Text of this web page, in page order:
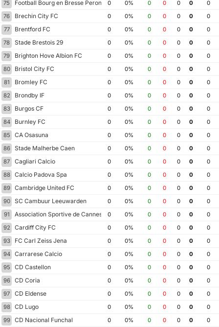
75
Football Bourg en Bresse Peronnas 01
0 0% 0 0 0 0
0
76
Brechin City FC 0 0% 0 0 0 0
0
77
Brentford FC 0 0% 0 0 0 0
0
78
Stade Brestois 29 0 0% 0 0 0 0
0
79
Brighton Hove Albion FC 0 0% 0 0 0 0
0
80
Bristol City FC 0 0% 0 0 0 0
0
81
Bromley FC 0 0% 0 0 0 0
0
82
Brondby IF 0 0% 0 0 0 0
0
83
Burgos CF 0 0% 0 0 0 0
0
84
Burnley FC 0 0% 0 0 0 0
0
85
CA Osasuna 0 0% 0 0 0 0
0
86
Stade Malherbe Caen 0 0% 0 0 0 0
0
87
Cagliari Calcio 0 0% 0 0 0 0
0
88
Calcio Padova Spa 0 0% 0 0 0 0
0
89
Cambridge United FC 0 0% 0 0 0 0
0
90
SC Cambuur Leeuwarden 0 0% 0 0 0 0
0
91
Association Sportive de Cannes 0 0% 0 0 0 0
0
92
Cardiff City FC 0 0% 0 0 0 0
0
93
FC Carl Zeiss Jena 0 0% 0 0 0 0
0
94
Carrarese Calcio 0 0% 0 0 0 0
0
95
CD Castellon 0 0% 0 0 0 0
0
96
CD Coria 0 0% 0 0 0 0
0
97
CD Eldense 0 0% 0 0 0 0
0
98
CD Lugo 0 0% 0 0 0 0
0
99
CD Nacional Funchal 0 0% 0 0 0 0
0